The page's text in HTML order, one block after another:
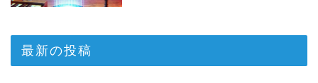
最新の投稿